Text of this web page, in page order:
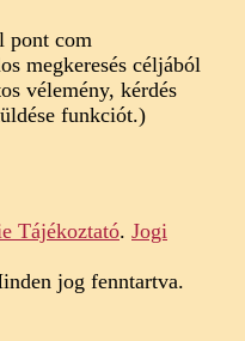
pont com
megkeresés céljából
vélemény, kérdés
funkciót.)
Tájékoztató. Jogi
jog fenntartva.